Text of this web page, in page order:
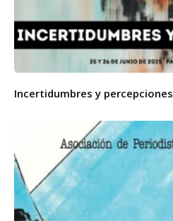
Incertidumbres y percepciones